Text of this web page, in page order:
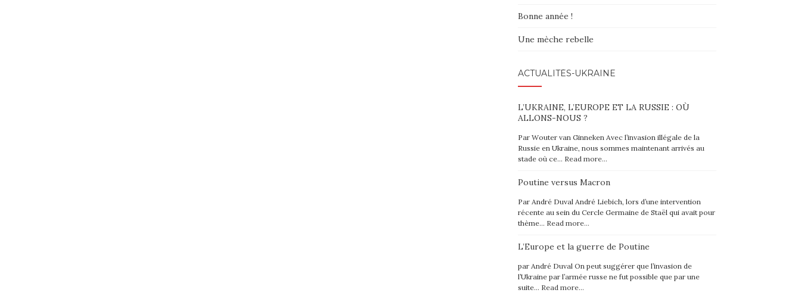
Bonne année !
Une mèche rebelle
ACTUALITÉS-UKRAINE
L’UKRAINE, L’EUROPE ET LA RUSSIE : OÙ
ALLONS-NOUS ?
Par Wouter van Ginneken Avec l’invasion illégale de la
Russie en Ukraine, nous sommes maintenant arrivés au
stade où ce… Read more…
Poutine versus Macron
Par André Duval André Liebich, lors d’une intervention
récente au sein du Cercle Germaine de Staël qui avait pour
thème… Read more…
L’Europe et la guerre de Poutine
par André Duval On peut suggérer que l’invasion de
l’Ukraine par l’armée russe ne fut possible que par une
suite… Read more…